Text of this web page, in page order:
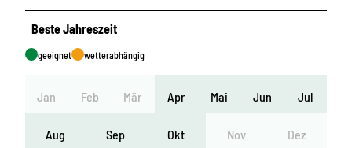
Beste Jahreszeit
geeignet wetterabhängig
Jan Feb Mär Apr Mai Jun Jul
Aug Sep Okt Nov Dez